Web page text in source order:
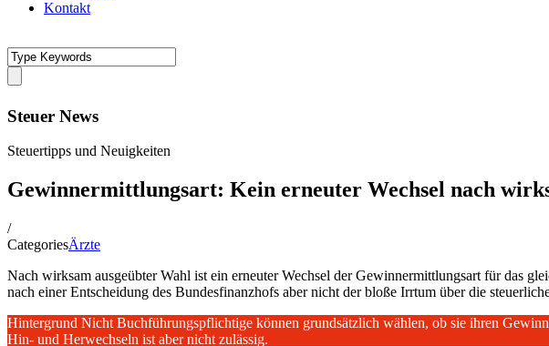
Kontakt
Steuer News
Steuertipps und Neuigkeiten
Gewinnermittlungsart: Kein erneuter Wechsel nach
/
CategoriesÄrzte
Nach wirksam ausgeübter Wahl ist ein erneuter Wechsel der Gewinnermittlungsart für das
nach einer Entscheidung des Bundesfinanzhofs aber nicht der bloße Irrtum über die
Hintergrund Nicht Buchführungspflichtige können grundsätzlich wählen, ob sie ihren
Hin- und Herwechseln ist aber nicht zulässig.